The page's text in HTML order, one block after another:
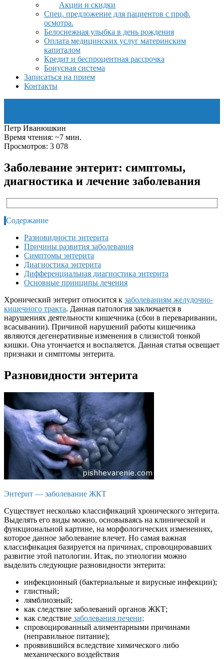
Акции и скидки
Спец. предложение для пациентов с проф.
осмотра.
Белоснежная улыбка в день рождения
Оплата медицинских услуг материнским
капиталом
Кредит и беспроцентная рассрочка
Бонусная система
Записаться на прием
Контакты
Петр Иванюшкин
Время чтения: ~7 мин.
Просмотров: 3 078
Заболевание энтерит: симптомы,
диагностика и лечение заболевания
Содержание
Разновидности энтерита
Причины развития заболевания
Симптомы энтерита
Диагностика энтерита
Дифференциальная диагностика энтерита
Основные принципы лечения
Хронический энтерит относится к заболеваниям желудочно-
кишечного тракта. Данная патология заключается в
нарушениях деятельности кишечника (сбои в переваривании,
всасывании). Причиной нарушений работы кишечника
являются дегенеративные изменения в слизистой тонкой
кишки. Она утончается и воспаляется. Данная статья освещает
признаки и симптомы энтерита.
Разновидности энтерита
Энтерит — заболевание ЖКТ
Существует несколько классификаций хронического энтерита.
Выделять его виды можно, основываясь на клинической и
функциональной картине, на морфологических изменениях,
которое данное заболевание влечет. Но самая важная
классификация базируется на причинах, спровоцировавших
развитие этой патологии. Итак, по этиологии можно
выделить следующие разновидности энтерита:
инфекционный (бактериальные и вирусные инфекции);
глистный;
лямблиозный;
как следствие заболеваний органов ЖКТ;
как следствие заболевания печени;
спровоцированный алиментарными причинами
(неправильное питание);
проявившийся вследствие химического либо
механического воздействия